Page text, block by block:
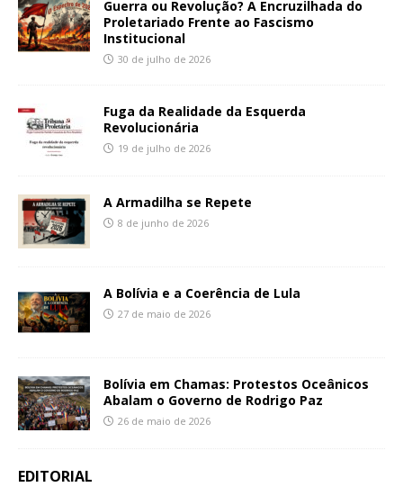
Guerra ou Revolução? A Encruzilhada do
Proletariado Frente ao Fascismo
Institucional
30 de julho de 2026
Fuga da Realidade da Esquerda
Revolucionária
19 de julho de 2026
A Armadilha se Repete
8 de junho de 2026
A Bolívia e a Coerência de Lula
27 de maio de 2026
Bolívia em Chamas: Protestos Oceânicos
Abalam o Governo de Rodrigo Paz
26 de maio de 2026
EDITORIAL